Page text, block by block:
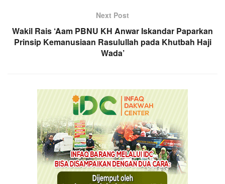
Next Post
Wakil Rais ‘Aam PBNU KH Anwar Iskandar Paparkan
Prinsip Kemanusiaan Rasulullah pada Khutbah Haji
Wada’